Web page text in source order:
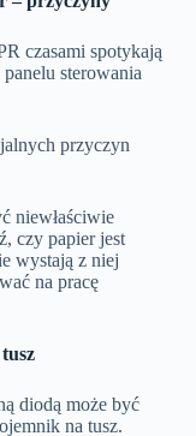
czasami spotykają
sterowania
przyczyn
niewłaściwie
czy papier jest
wystają z niej
na pracę
diodą może być
na tusz.